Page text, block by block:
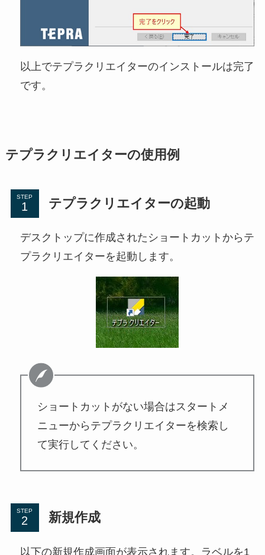
以上でテプラクリエイターのインストールは完了
です。
テプラクリエイターの使用例
STEP テプラクリエイターの起動
デスクトップに作成されたショートカットからテ
プラクリエイターを起動します。
ショートカットがない場合はスタートメ
ニューからテプラクリエイターを検索し
て実行してください。
STEP 新規作成
以下の新規作成画面が表示されます。ラベルを1